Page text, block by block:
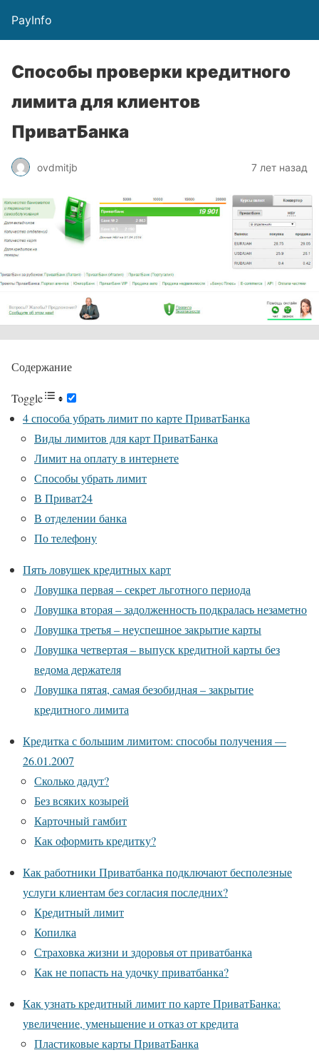
PayInfo
Способы проверки кредитного
лимита для клиентов
ПриватБанка
ovdmitjb 7 лет назад
Содержание
Toggle
4 способа убрать лимит по карте ПриватБанка
Виды лимитов для карт ПриватБанка
Лимит на оплату в интернете
Способы убрать лимит
В Приват24
В отделении банка
По телефону
Пять ловушек кредитных карт
Ловушка первая – секрет льготного периода
Ловушка вторая – задолженность подкралась незаметно
Ловушка третья – неуспешное закрытие карты
Ловушка четвертая – выпуск кредитной карты без
ведома держателя
Ловушка пятая, самая безобидная – закрытие
кредитного лимита
Кредитка с большим лимитом: способы получения —
26.01.2007
Сколько дадут?
Без всяких козырей
Карточный гамбит
Как оформить кредитку?
Как работники Приватбанка подключают бесполезные
услуги клиентам без согласия последних?
Кредитный лимит
Копилка
Страховка жизни и здоровья от приватбанка
Как не попасть на удочку приватбанка?
Как узнать кредитный лимит по карте ПриватБанка:
увеличение, уменьшение и отказ от кредита
Пластиковые карты ПриватБанка